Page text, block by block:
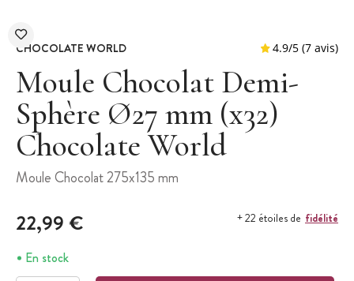
CHOCOLATE WORLD
Moule Chocolat Demi-
Sphère Ø27 mm (x32)
Chocolate World
Moule Chocolat 275x135 mm
22,99 € + 22 étoiles de fidélité
En stock